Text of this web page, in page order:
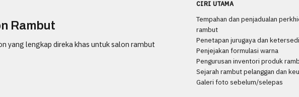
Rambut
yang lengkap direka khas untuk salon rambut
CIRI UTAMA
Tempahan dan penjadualan
rambut
Penetapan jurugaya dan
Penjejakan formulasi warna
Pengurusan inventori produk
Sejarah rambut pelanggan dan
Galeri foto sebelum/selepas